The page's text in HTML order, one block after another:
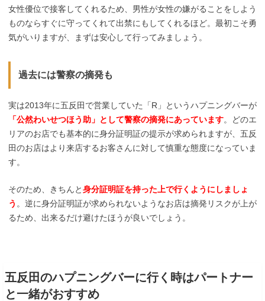
女性優位で接客してくれるため、男性が女性の嫌がることをしよう
ものならすぐに守ってくれて出禁にもしてくれるほど。最初こそ勇
気がいりますが、まずは安心して行ってみましょう。
過去には警察の摘発も
実は2013年に五反田で営業していた「R」というハプニングバーが
「公然わいせつほう助」として警察の摘発にあっています。どのエ
リアのお店でも基本的に身分証明証の提示が求められますが、五反
田のお店はより来店するお客さんに対して慎重な態度になっていま
す。
そのため、きちんと身分証明証を持った上で行くようにしましょ
う 。逆に身分証明証が求められないようなお店は摘発リスクが上が
るため、出来るだけ避けたほうが良いでしょう。
五反田のハプニングバーに行く時はパートナー
と一緒がおすすめ